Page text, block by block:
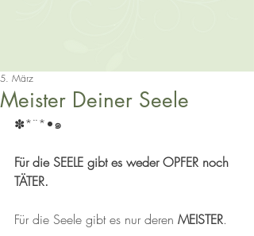
Meister Deiner Seele
5. März
✽*¨*•๑
Für die SEELE gibt es weder OPFER noch
TÄTER.
Für die Seele gibt es nur deren MEISTER.